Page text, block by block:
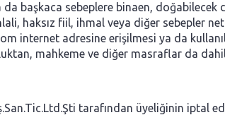
başkaca sebeplere binaen,
haksız fiil, ihmal veya diğer sebepler
internet adresine erişilmesi ya da
mahkeme ve diğer masraflar da
tarafından üyeliğinin iptal